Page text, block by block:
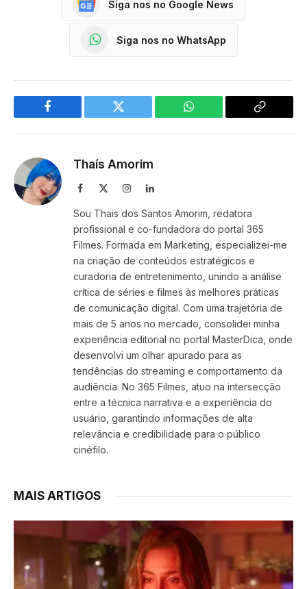
Siga nos no Google News
Siga nos no WhatsApp
Facebook Twitter WhatsApp
Copy
Thaís Amorim
Facebook InstagramLinkedIn
Sou Thais dos Santos Amorim, redatora
profissional e co-fundadora do portal 365
Filmes. Formada em Marketing, especializei-me
na criação de conteúdos estratégicos e
curadoria de entretenimento, unindo a análise
crítica de séries e filmes às melhores práticas
de comunicação digital. Com uma trajetória de
mais de 5 anos no mercado, consolidei minha
experiência editorial no portal MasterDica, onde
desenvolvi um olhar apurado para as
tendências do streaming e comportamento da
audiência. No 365 Filmes, atuo na intersecção
entre a técnica narrativa e a experiência do
usuário, garantindo informações de alta
relevância e credibilidade para o público
cinéfilo.
MAIS ARTIGOS